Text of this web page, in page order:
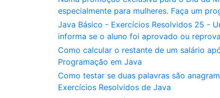
especialmente para mulheres. Faça um
Java Básico - Exercícios Resolvidos 25 -
informa se o aluno foi aprovado ou
Como calcular o restante de um salário
Programação em Java
Como testar se duas palavras são
Exercícios Resolvidos de Java